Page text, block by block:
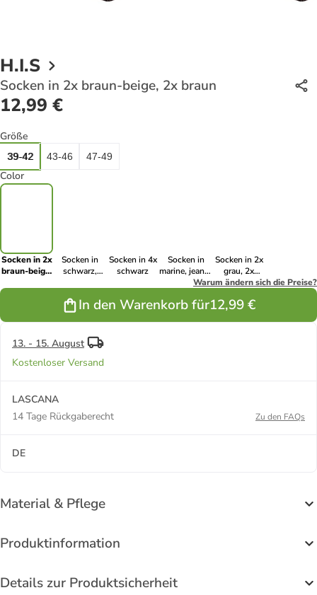
H.I.S
Socken in 2x braun-beige, 2x braun
12,99 €
Größe
39-42 43-46 47-49
Color
Socken in 2x
braun-beige,
Socken in
schwarz,
meliert, grau-
meliert
Socken in 4x
schwarz
Socken in
marine, jeans-
meliert,
meliert
Socken in 2x
grau, 2x
anthrazit
Warum ändern sich die Preise?
In den Warenkorb für12,99 €
13. - 15. August
Kostenloser Versand
LASCANA
14 Tage Rückgaberecht
Zu den FAQs
DE
Material & Pflege
Produktinformation
Details zur Produktsicherheit